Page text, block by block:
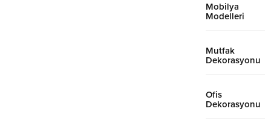
Mobilya
Modelleri
Mutfak
Dekorasyonu
Ofis
Dekorasyonu